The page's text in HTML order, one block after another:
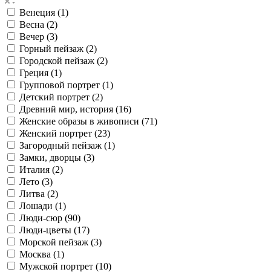
Венеция (1)
Весна (2)
Вечер (3)
Горный пейзаж (2)
Городской пейзаж (2)
Греция (1)
Групповой портрет (1)
Детский портрет (2)
Древний мир, история (16)
Женские образы в живописи (71)
Женский портрет (23)
Загородный пейзаж (1)
Замки, дворцы (3)
Италия (2)
Лето (3)
Литва (2)
Лошади (1)
Люди-сюр (90)
Люди-цветы (17)
Морской пейзаж (3)
Москва (1)
Мужской портрет (10)